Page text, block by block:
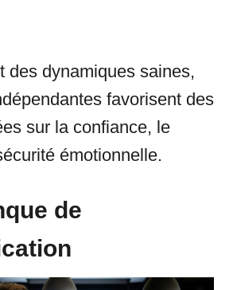
des dynamiques saines,
favorisent des
sur la confiance, le
émotionnelle.
de